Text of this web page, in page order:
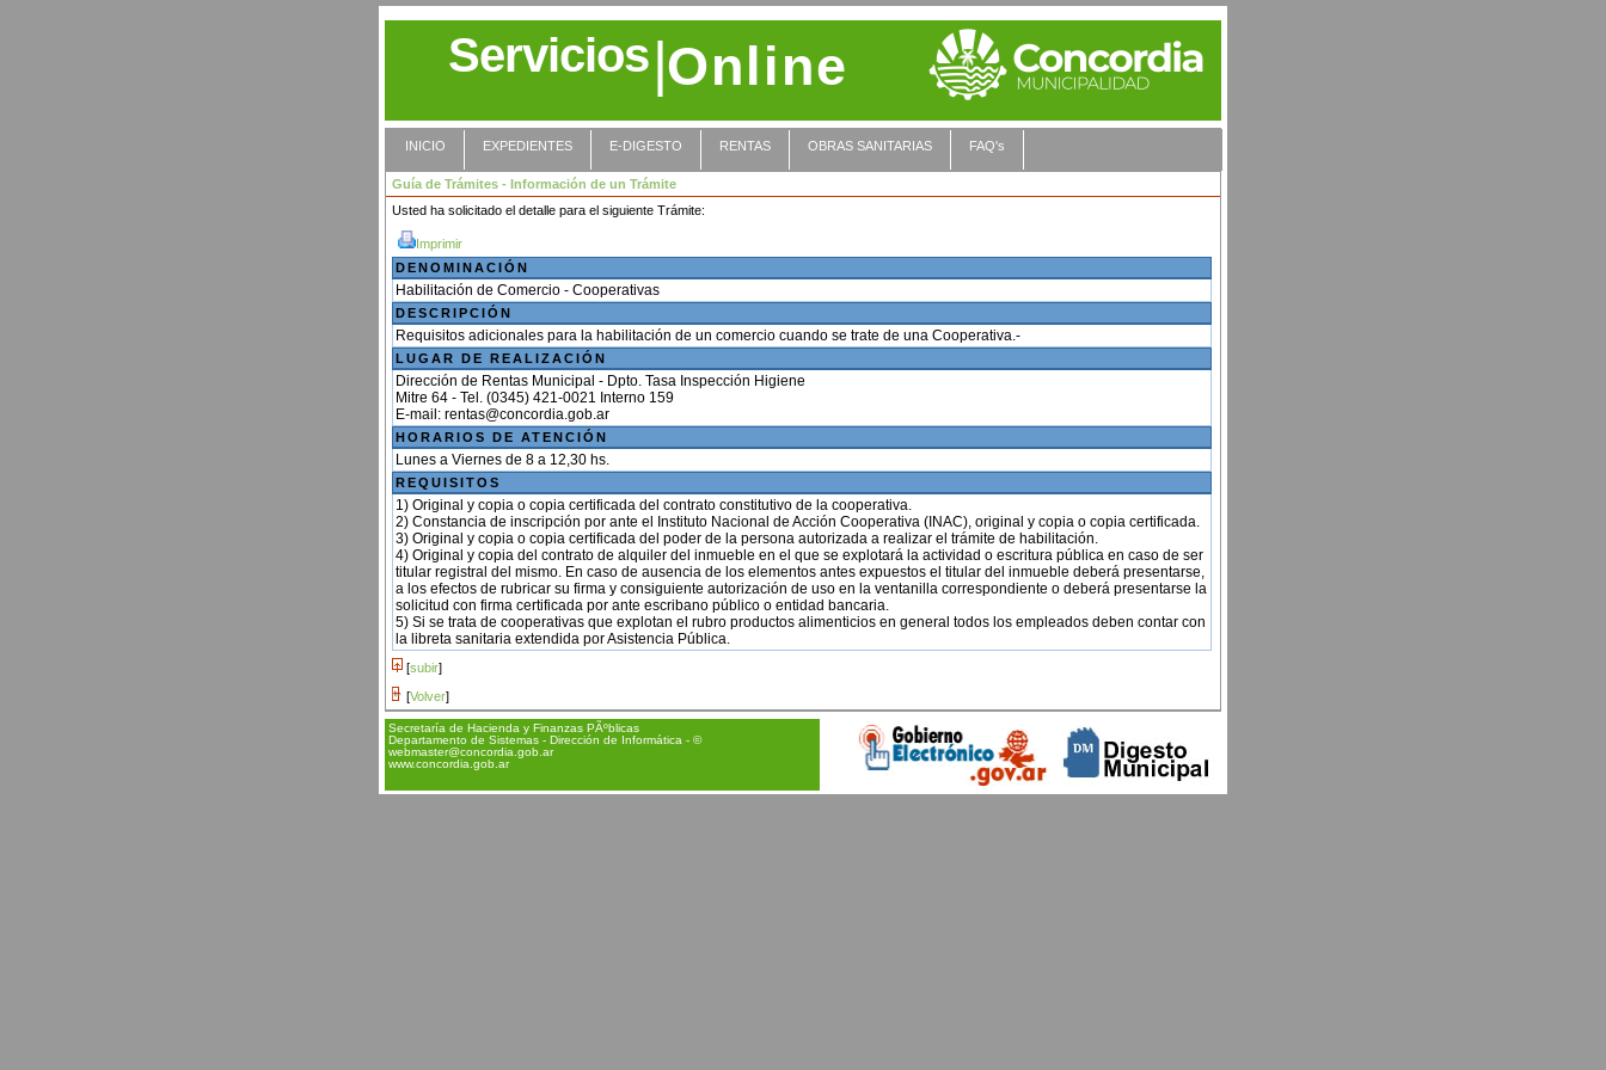
Servicios|Online
INICIO EXPEDIENTES E-DIGESTO RENTAS OBRAS SANITARIAS FAQ's
Guía de Trámites - Información de un Trámite
Usted ha solicitado el detalle para el siguiente Trámite:
Imprimir
DENOMINACIÓN
Habilitación de Comercio - Cooperativas
DESCRIPCIÓN
Requisitos adicionales para la habilitación de un comercio cuando se trate de una Cooperativa.-
LUGAR DE REALIZACIÓN
Dirección de Rentas Municipal - Dpto. Tasa Inspección Higiene
Mitre 64 - Tel. (0345) 421-0021 Interno 159
HORARIOS DE ATENCIÓN
Lunes a Viernes de 8 a 12,30 hs.
REQUISITOS
1) Original y copia o copia certificada del contrato constitutivo de la cooperativa.
2) Constancia de inscripción por ante el Instituto Nacional de Acción Cooperativa (INAC), original y copia o copia certificada.
3) Original y copia o copia certificada del poder de la persona autorizada a realizar el trámite de habilitación.
4) Original y copia del contrato de alquiler del inmueble en el que se explotará la actividad o escritura pública en caso de ser
titular registral del mismo. En caso de ausencia de los elementos antes expuestos el titular del inmueble deberá presentarse,
a los efectos de rubricar su firma y consiguiente autorización de uso en la ventanilla correspondiente o deberá presentarse la
solicitud con firma certificada por ante escribano público o entidad bancaria.
5) Si se trata de cooperativas que explotan el rubro productos alimenticios en general todos los empleados deben contar con
la libreta sanitaria extendida por Asistencia Pública.
[subir]
[Volver]
Secretaría de Hacienda y Finanzas PÃºblicas
Departamento de Sistemas - Dirección de Informática - ©
webmaster@concordia.gob.ar
www.concordia.gob.ar